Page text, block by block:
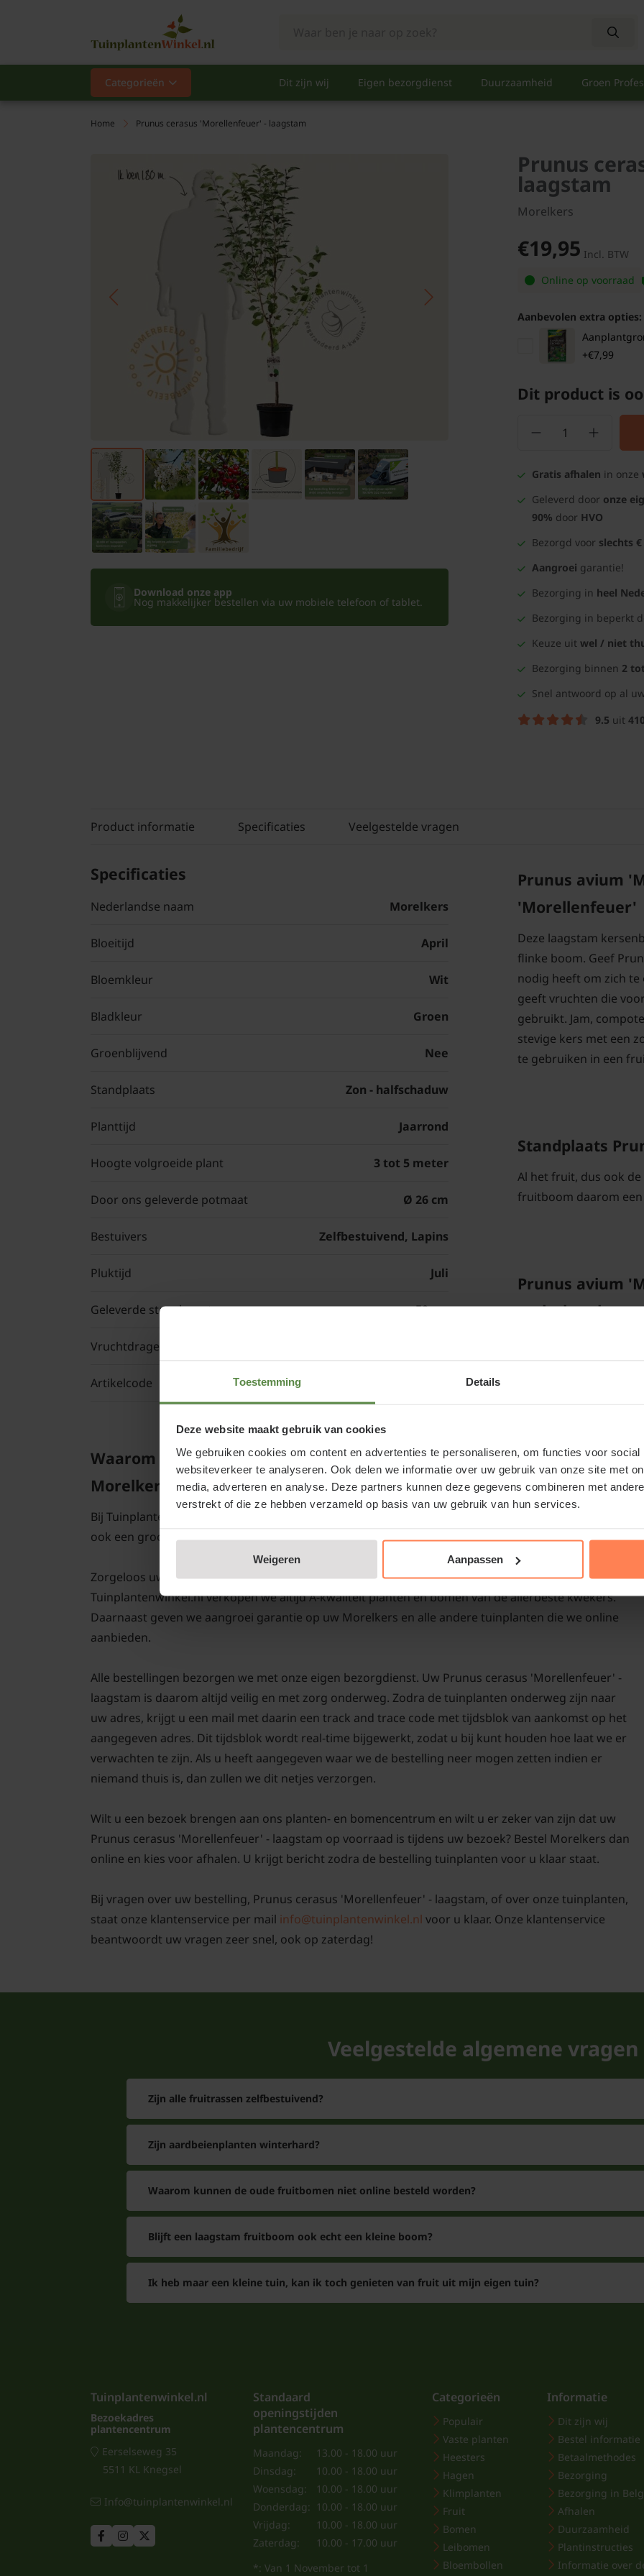
Toestemming Details
Deze website maakt gebruik van cookies
We gebruiken cookies om content en advertenties te personaliseren, om functies voor social
websiteverkeer te analyseren. Ook delen we informatie over uw gebruik van onze site met
media, adverteren en analyse. Deze partners kunnen deze gegevens combineren met
verstrekt of die ze hebben verzameld op basis van uw gebruik van hun services.
Weigeren Aanpassen
Categorieën Dit zijn wij Eigen bezorgdienst Duurzaamheid Groen
Categorieën
Populair
Bomen
Leibomen
Kamerplanten
Bloempotten
Home Prunus cerasus 'Morellenfeuer' - laagstam
Download onze app
Nog makkelijker bestellen via uw mobiele telefoon of tablet.
Prunus
laagstam
Morelkers
€19,95 Incl. BTW
Online op voorraad
Aanbevolen extra opties:
+€7,99
Dit product is
Gratis afhalen in onze
Geleverd door onze
90% door HVO
Bezorgd voor slechts €
Aangroei garantie!
Bezorging in heel
Bezorging in beperkt
Keuze uit wel / niet
Bezorging binnen 2
Snel antwoord op al
9.5 uit
Product informatie Specificaties Veelgestelde vragen
Specificaties
Nederlandse naam Morelkers
Bloeitijd April
Bloemkleur Wit
Bladkleur Groen
Groenblijvend Nee
Standplaats Zon - halfschaduw
Planttijd Jaarrond
Hoogte volgroeide plant 3 tot 5 meter
Door ons geleverde potmaat Ø 26 cm
Bestuivers Zelfbestuivend, Lapins
Pluktijd Juli
Geleverde stam hoogte 50 cm
Vruchtdragend
Artikelcode
Prunus avium
'Morellenfeuer'
Deze laagstam
flinke boom. Geef
nodig heeft om zich
geeft vruchten die
gebruikt. Jam,
stevige kers met een
te gebruiken in een
Standplaats
Al het fruit, dus ook
fruitboom daarom
Prunus avium
onderhouden
Snoeien van de
van waaruit de
kan omdat we al
herfst, winter, lente
Waarom Prunus cerasus 'Morellenfeuer' - laagstam kopen of
Morelkers kopen bij Tuinplantenwinkel.nl
Bij Tuinplantenwinkel.nl koopt u een Morelkers bij een betrouwbare partij. Naast de webshop is er
ook een groot planten- en bomencentrum; u kunt ons echt bezoeken.
Zorgeloos uw Prunus cerasus 'Morellenfeuer' - laagstam aanplanten, dat is natuurlijk wat u wilt! Bij
Tuinplantenwinkel.nl verkopen we altijd A-kwaliteit planten en bomen van de allerbeste kwekers.
Daarnaast geven we aangroei garantie op uw Morelkers en alle andere tuinplanten die we online
aanbieden.
Alle bestellingen bezorgen we met onze eigen bezorgdienst. Uw Prunus cerasus 'Morellenfeuer' -
laagstam is daarom altijd veilig en met zorg onderweg. Zodra de tuinplanten onderweg zijn naar
uw adres, krijgt u een mail met daarin een track and trace code met tijdsblok van aankomst op het
aangegeven adres. Dit tijdsblok wordt real-time bijgewerkt, zodat u bij kunt houden hoe laat we er
verwachten te zijn. Als u heeft aangegeven waar we de bestelling neer mogen zetten indien er
niemand thuis is, dan zullen we dit netjes verzorgen.
Wilt u een bezoek brengen aan ons planten- en bomencentrum en wilt u er zeker van zijn dat uw
Prunus cerasus 'Morellenfeuer' - laagstam op voorraad is tijdens uw bezoek? Bestel Morelkers dan
online en kies voor afhalen. U krijgt bericht zodra de bestelling tuinplanten voor u klaar staat.
Bij vragen over uw bestelling, Prunus cerasus 'Morellenfeuer' - laagstam, of over onze tuinplanten,
staat onze klantenservice per mail info@tuinplantenwinkel.nl voor u klaar. Onze klantenservice
beantwoordt uw vragen zeer snel, ook op zaterdag!
Veelgestelde algemene vragen
Zijn alle fruitrassen zelfbestuivend?
Zijn aardbeienplanten winterhard?
Waarom kunnen de oude fruitbomen niet online besteld worden?
Blijft een laagstam fruitboom ook echt een kleine boom?
Ik heb maar een kleine tuin, kan ik toch genieten van fruit uit mijn eigen tuin?
Tuinplantenwinkel.nl
Bezoekadres
plantencentrum
Eerselseweg 35
5511 KL Knegsel
Info@tuinplantenwinkel.nl
Standaard
openingstijden
plantencentrum
Maandag:
13.00 - 18.00 uur
Dinsdag:
10.00 - 18.00 uur
Woensdag:
10.00 - 18.00 uur
Donderdag: 10.00 - 18.00 uur
Vrijdag:
10.00 - 18.00 uur
Zaterdag:
10.00 - 17.00 uur
*: Van 1 November tot 1
Categorieën
Populair
Vaste planten
Heesters
Hagen
Klimplanten
Fruit
Bomen
Leibomen
Bloembollen
Informatie
Dit zijn wij
Bestel informatie
Betaalmethodes
Bezorging
Bezorging in
Afhalen
Duurzaamheid
Plantinstructies
Informatie over